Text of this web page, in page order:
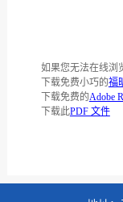
如果您无法在线浏
下载免费小巧的福
下载免费的Adobe
下载此PDF 文件